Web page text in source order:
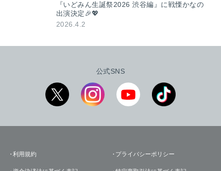
『いどみん生誕祭2026 渋谷編』に戦慄かなの
出演決定🎉💖
2026.4.2
公式SNS
利用規約 プライバシーポリシー